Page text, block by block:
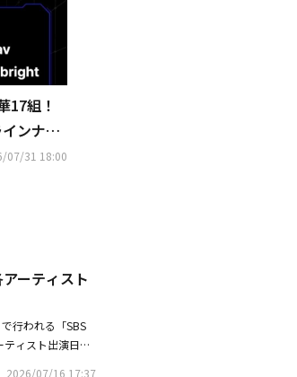
17組！
ンナッ
07/31 18:00
ーティスト
行われる「SBS
ティスト出演日が
2026/07/16 17:37